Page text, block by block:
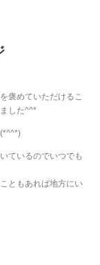
褒めていただけるこ
した^^*
ているのでいつでも
ともあれば地方にい